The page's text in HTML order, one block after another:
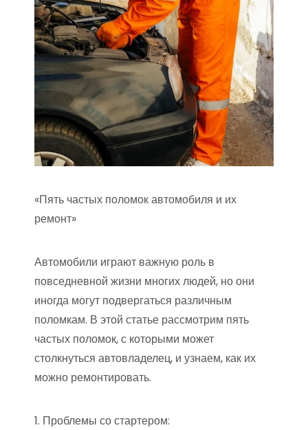
«Пять частых поломок автомобиля и их
ремонт»
Автомобили играют важную роль в
повседневной жизни многих людей, но они
иногда могут подвергаться различным
поломкам. В этой статье рассмотрим пять
частых поломок, с которыми может
столкнуться автовладелец, и узнаем, как их
можно ремонтировать.
1. Проблемы со стартером: